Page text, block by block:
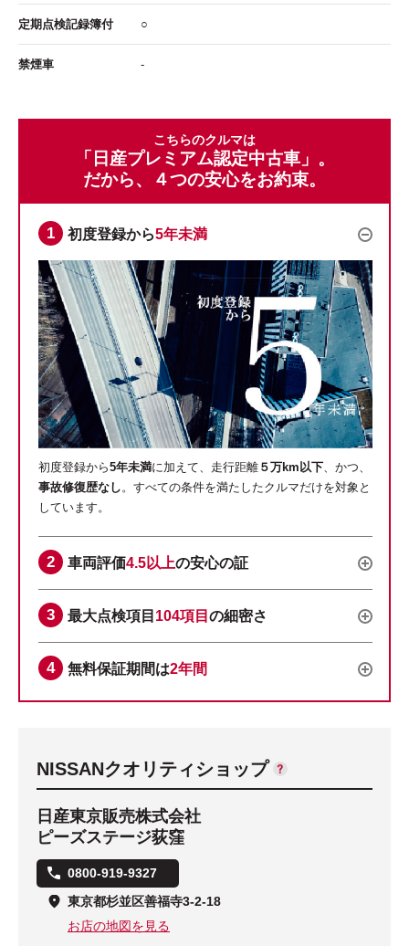
定期点検記録簿付 ○
禁煙車 -
こちらのクルマは
「日産プレミアム認定中古車」。
だから、４つの安心をお約束。
初度登録から5年未満
初度登録から5年未満に加えて、走行距離 ５万km以下、かつ、
事故修復歴なし。すべての条件を満たしたクルマだけを対象と
しています。
車両評価4.5以上の安心の証
最大点検項目 104項目 の細密さ
無料保証期間は2年間
NISSANクオリティショップ
日産東京販売株式会社
ピーズステージ荻窪
0800-919-9327
東京都杉並区善福寺3-2-18
お店の地図を見る